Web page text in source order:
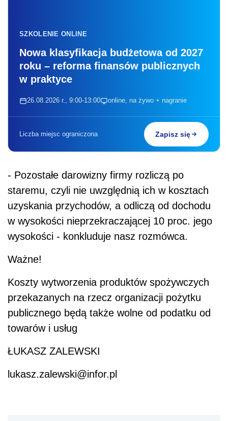
SZKOLENIE ONLINE
Nowa klasyfikacja budżetowa od 2027
roku – reforma finansów publicznych
w praktyce
26.08.2026 r., 9:00-13:00 online, na żywo + nagranie
Liczba miejsc ograniczona Zapisz się
- Pozostałe darowizny firmy rozliczą po
staremu, czyli nie uwzględnią ich w kosztach
uzyskania przychodów, a odliczą od dochodu
w wysokości nieprzekraczającej 10 proc. jego
wysokości - konkluduje nasz rozmówca.
Ważne!
Koszty wytworzenia produktów spożywczych
przekazanych na rzecz organizacji pożytku
publicznego będą także wolne od podatku od
towarów i usług
ŁUKASZ ZALEWSKI
lukasz.zalewski@infor.pl